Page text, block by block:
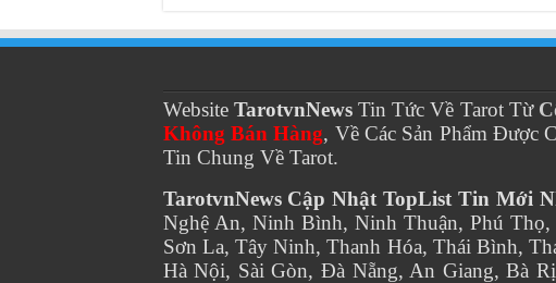
Website TarotvnNewsTin Tức Về Tarot Từ
Không Bán Hàng, Về Các Sản Phẩm Được
Tin Chung Về Tarot.
TarotvnNews Cập Nhật TopList Tin Mới
Nghệ An, Ninh Bình, Ninh Thuận, Phú Thọ,
Sơn La, Tây Ninh, Thanh Hóa, Thái Bình,
Hà Nội, Sài Gòn, Đà Nẵng, An Giang, Bà